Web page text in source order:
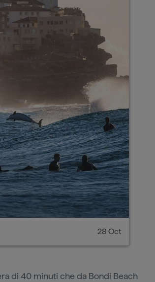
28 Oct
di 40 minuti che da Bondi Beach